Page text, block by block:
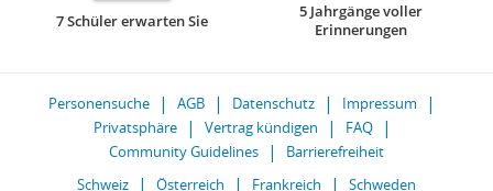
7 Schüler erwarten Sie
5 Jahrgänge voller
Erinnerungen
Personensuche AGB Datenschutz
Impressum
Privatsphäre
Vertrag kündigen
FAQ
Community Guidelines
Barrierefreiheit
Schweiz
Österreich Frankreich Schweden